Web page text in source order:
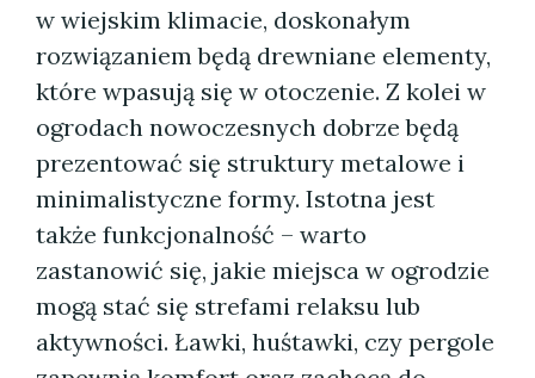
w wiejskim klimacie, doskonałym
rozwiązaniem będą drewniane elementy,
które wpasują się w otoczenie. Z kolei w
ogrodach nowoczesnych dobrze będą
prezentować się struktury metalowe i
minimalistyczne formy. Istotna jest
także funkcjonalność – warto
zastanowić się, jakie miejsca w ogrodzie
mogą stać się strefami relaksu lub
aktywności. Ławki, huśtawki, czy pergole